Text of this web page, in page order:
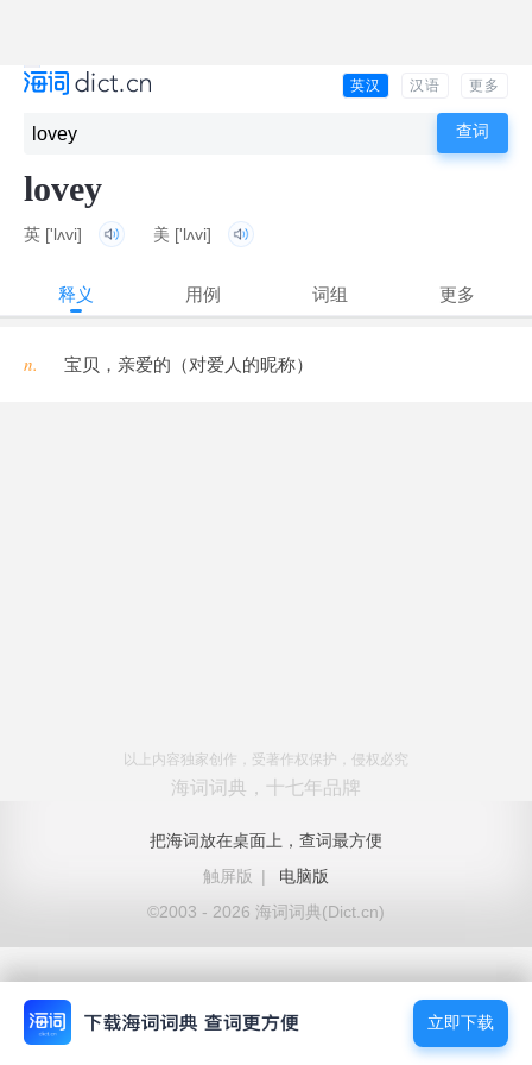
英汉 汉语 更多
lovey
英 ['lʌvi] 美 ['lʌvi]
释义 用例 词组 更多
n. 宝贝，亲爱的（对爱人的昵称）
以上内容独家创作，受著作权保护，侵权必究
海词词典，十七年品牌
把海词放在桌面上，查词最方便
触屏版
|
电脑版
©2003 - 2026 海词词典(Dict.cn)
立即下载
立即下载